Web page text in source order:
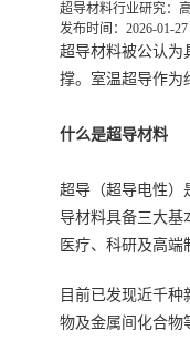
超导材料行业研究：
发布时间：2026-01-27
超导材料被公认为
撑。室温超导作为
什么是超导材料
超导（超导电性）
导材料具备三大基
医疗、科研及高端
目前已发现近千种
物及金属间化合物